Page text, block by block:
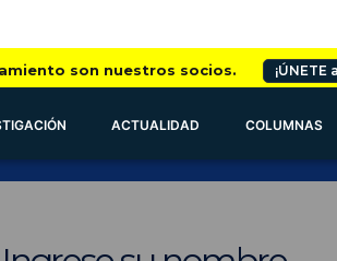
son nuestros socios. ¡ÚNETE
ACTUALIDAD COLUMNAS